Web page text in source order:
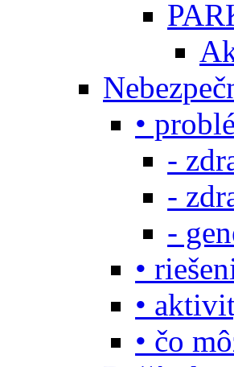
•
-
-
-
•
•
• čo